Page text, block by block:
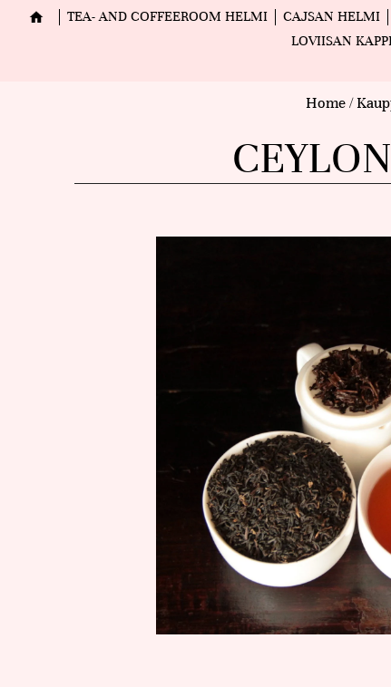
TEA- AND COFFEEROOM HELMI CAJSAN HELMI
LOVIISAN
Home/